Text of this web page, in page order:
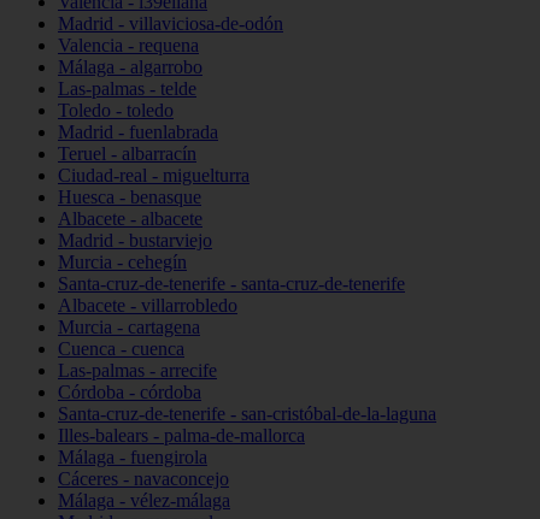
Madrid - villaviciosa-de-odón
Valencia - requena
Málaga - algarrobo
Las-palmas - telde
Toledo - toledo
Madrid - fuenlabrada
Teruel - albarracín
Ciudad-real - miguelturra
Huesca - benasque
Albacete - albacete
Madrid - bustarviejo
Murcia - cehegín
Santa-cruz-de-tenerife - santa-cruz-de-tenerife
Albacete - villarrobledo
Murcia - cartagena
Cuenca - cuenca
Las-palmas - arrecife
Córdoba - córdoba
Santa-cruz-de-tenerife - san-cristóbal-de-la-laguna
Illes-balears - palma-de-mallorca
Málaga - fuengirola
Cáceres - navaconcejo
Málaga - vélez-málaga